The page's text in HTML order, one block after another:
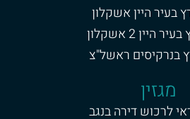
בעיר היין אשקלון
היין 2 אשקלון
בנרקיסים ראשל"צ
מגזין
לרכוש דירה בנגב